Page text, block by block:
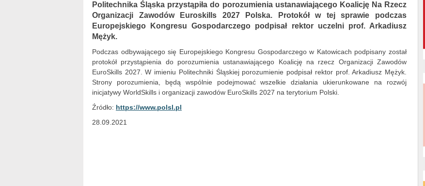
Politechnika Śląska przystąpiła do porozumienia ustanawiającego Koalicję Na Rzecz
Organizacji Zawodów Euroskills 2027 Polska. Protokół w tej sprawie podczas
Europejskiego Kongresu Gospodarczego podpisał rektor uczelni prof. Arkadiusz
Mężyk.
Podczas odbywającego się Europejskiego Kongresu Gospodarczego w Katowicach podpisany został
protokół przystąpienia do porozumienia ustanawiającego Koalicję na rzecz Organizacji Zawodów
EuroSkills 2027. W imieniu Politechniki Śląskiej porozumienie podpisał rektor prof. Arkadiusz Mężyk.
Strony porozumienia, będą wspólnie podejmować wszelkie działania ukierunkowane na rozwój
inicjatywy WorldSkills i organizacji zawodów EuroSkills 2027 na terytorium Polski.
Źródło: https://www.polsl.pl
28.09.2021